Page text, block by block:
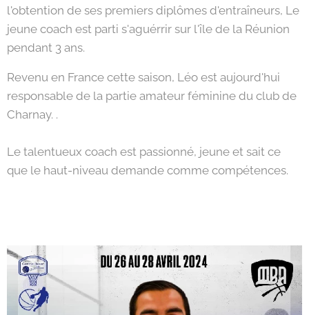
l'obtention de ses premiers diplômes d'entraîneurs, Le
jeune coach est parti s'aguérrir sur l'île de la Réunion
pendant 3 ans.
Revenu en France cette saison, Léo est aujourd'hui
responsable de la partie amateur féminine du club de
Charnay. .
Le talentueux coach est passionné, jeune et sait ce
que le haut-niveau demande comme compétences.